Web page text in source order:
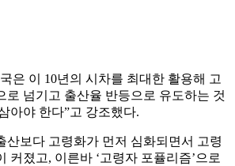
은 이 10년의 시차를 최대한 활용해 고
로 넘기고 출산율 반등으로 유도하는 것
아야 한다”고 강조했다.
산보다 고령화가 먼저 심화되면서 고령
커졌고, 이른바 ‘고령자 포퓰리즘’으로